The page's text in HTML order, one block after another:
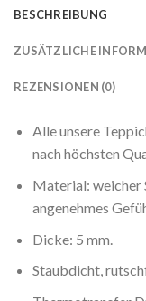
BESCHREIBUNG
ZUSÄTZLICHE
REZENSIONEN (0)
Alle unsere
nach höchsten
Material: weicher
angenehmes
Dicke: 5 mm.
Staubdicht,